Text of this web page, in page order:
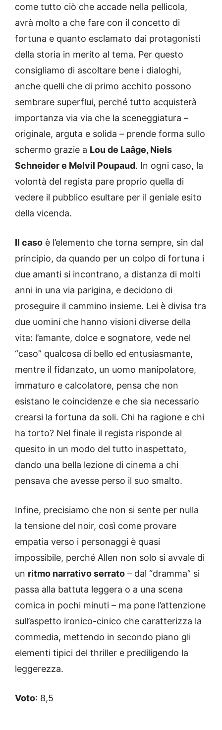
come tutto ciò che accade nella pellicola,
avrà molto a che fare con il concetto di
fortuna e quanto esclamato dai protagonisti
della storia in merito al tema. Per questo
consigliamo di ascoltare bene i dialoghi,
anche quelli che di primo acchito possono
sembrare superflui, perché tutto acquisterà
importanza via via che la sceneggiatura –
originale, arguta e solida – prende forma sullo
schermo grazie a Lou de Laâge, Niels
Schneider e Melvil Poupaud. In ogni caso, la
volontà del regista pare proprio quella di
vedere il pubblico esultare per il geniale esito
della vicenda.
Il caso è l’elemento che torna sempre, sin dal
principio, da quando per un colpo di fortuna i
due amanti si incontrano, a distanza di molti
anni in una via parigina, e decidono di
proseguire il cammino insieme. Lei è divisa tra
due uomini che hanno visioni diverse della
vita: l’amante, dolce e sognatore, vede nel
“caso” qualcosa di bello ed entusiasmante,
mentre il fidanzato, un uomo manipolatore,
immaturo e calcolatore, pensa che non
esistano le coincidenze e che sia necessario
crearsi la fortuna da soli. Chi ha ragione e chi
ha torto? Nel finale il regista risponde al
quesito in un modo del tutto inaspettato,
dando una bella lezione di cinema a chi
pensava che avesse perso il suo smalto.
Infine, precisiamo che non si sente per nulla
la tensione del noir, così come provare
empatia verso i personaggi è quasi
impossibile, perché Allen non solo si avvale di
un ritmo narrativo serrato – dal “dramma” si
passa alla battuta leggera o a una scena
comica in pochi minuti – ma pone l’attenzione
sull’aspetto ironico-cinico che caratterizza la
commedia, mettendo in secondo piano gli
elementi tipici del thriller e prediligendo la
leggerezza.
Voto: 8,5